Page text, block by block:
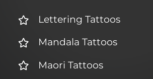
Lettering Tattoos
Mandala Tattoos
Maori Tattoos